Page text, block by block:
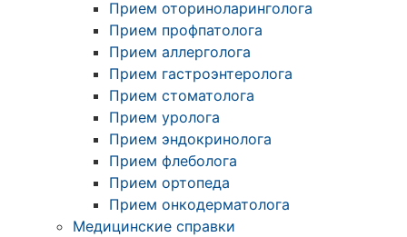
Прием оториноларинголога
Прием профпатолога
Прием аллерголога
Прием гастроэнтеролога
Прием стоматолога
Прием уролога
Прием эндокринолога
Прием флеболога
Прием ортопеда
Прием онкодерматолога
Медицинские справки